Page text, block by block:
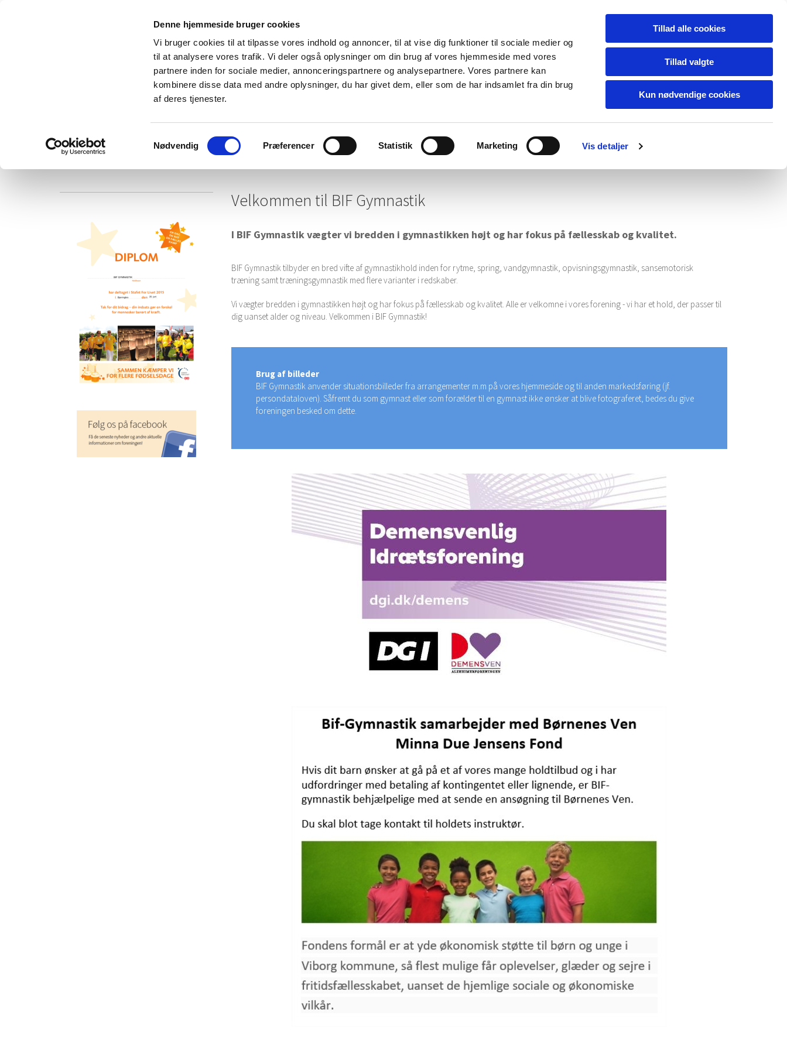
Denne hjemmeside bruger cookies
Vi bruger cookies til at tilpasse vores indhold og annoncer, til at vise dig funktioner til sociale medier og
til at analysere vores trafik. Vi deler også oplysninger om din brug af vores hjemmeside med vores
partnere inden for sociale medier, annonceringspartnere og analysepartnere. Vores partnere kan
kombinere disse data med andre oplysninger, du har givet dem, eller som de har indsamlet fra din brug
af deres tjenester.
Nødvendig Præferencer Statistik Marketing Vis detaljer
Tillad alle cookies
Tillad valgte
Kun nødvendige cookies
Forside Holdoversigt 26/27 Frivillighedsbank Arrangementer Om os
Velkommen til BIF Gymnastik
I BIF Gymnastik vægter vi bredden i gymnastikken højt og har fokus på fællesskab og kvalitet.
BIF Gymnastik tilbyder en bred vifte af gymnastikhold inden for rytme, spring, vandgymnastik, opvisningsgymnastik, sansemotorisk
træning samt træningsgymnastik med flere varianter i redskaber.
Vi vægter bredden i gymnastikken højt og har fokus på fællesskab og kvalitet. Alle er velkomne i vores forening - vi har et hold, der passer til
dig uanset alder og niveau. Velkommen i BIF Gymnastik!
Brug af billeder
BIF Gymnastik anvender situationsbilleder fra arrangementer m.m på vores hjemmeside og til anden markedsføring (jf.
persondataloven). Såfremt du som gymnast eller som forælder til en gymnast ikke ønsker at blive fotograferet, bedes du give
foreningen besked om dette.